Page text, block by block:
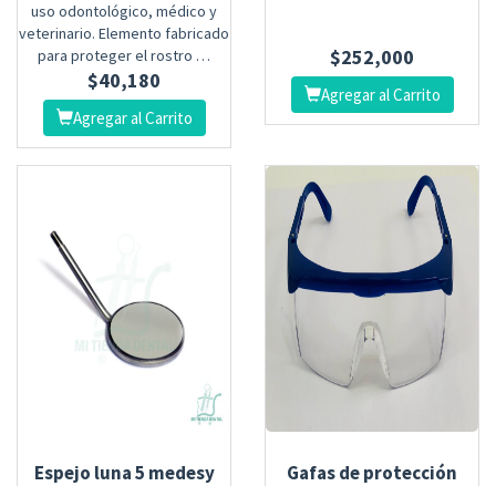
uso odontológico, médico y
veterinario. Elemento fabricado
para proteger el rostro …
$40,180
Agregar al Carrito
$252,000
Agregar al Carrito
Espejo luna 5 medesy
Gafas de protección